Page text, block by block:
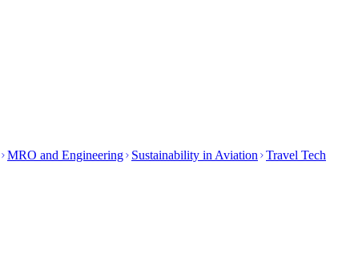
MRO and Engineering Sustainability in Aviation Travel Tech